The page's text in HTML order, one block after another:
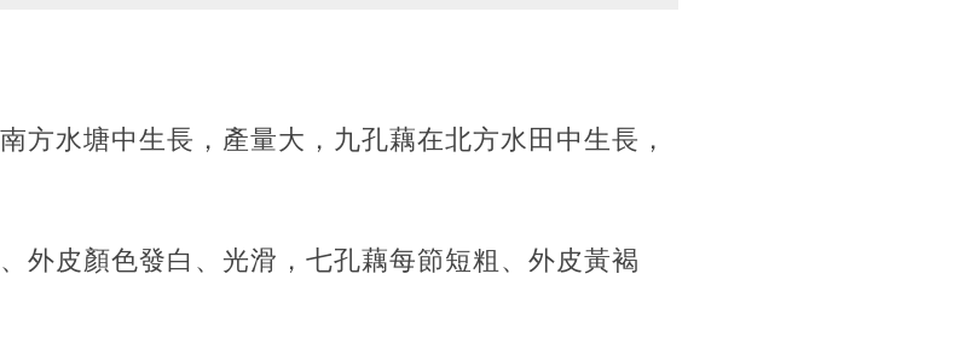
方水塘中生長，產量大，九孔藕在北方水田中生長，
外皮顏色發白、光滑，七孔藕每節短粗、外皮黃褐